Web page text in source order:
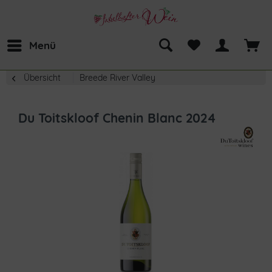
Menü
Übersicht Breede River Valley
Du Toitskloof Chenin Blanc 2024